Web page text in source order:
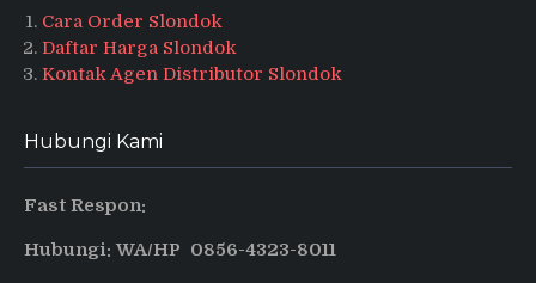
Cara Order Slondok
Daftar Harga Slondok
Kontak Agen Distributor Slondok
Hubungi Kami
Fast Respon:
Hubungi: WA/HP 0856-4323-8011